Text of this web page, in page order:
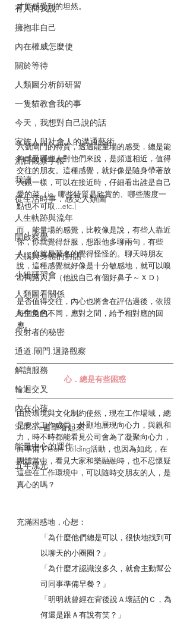
有人問我說
擁抱非自己
內在權威怎麼使
關於等待
人類圖分析師研習
一隻貓教會我的事
今天，我想對自己說的話
家族人與社會人的溝通藝術
流日觀察手帳
我讀
從生活時事．感受人類圖
人生軌跡與流年
開啟察覺
大腦與身體的對話
小組研習會
人類圖看關係
人生角色
投射者的秘密
通道.閘門.迴路觀察
解讀服務
輪迴交叉
內在小孩
Selfcare書單看起來
能量中心的運作
五年流光
才能感受到的坦然。
六號閘門的特質，透過能量場的感受，總是能
夠感受哪些人對他們來說，是頻道相近，值得
交往的朋友。這種感覺，就好像是隨身帶著放
大鏡一樣，可以在接近時，仔細看出誰是自己
愛的菜（ie. 哪些特質是欣賞的、哪些態度一
點也不可取...etc.)
而，能量場的感覺，比較像是說，有些人靠近
你，你就覺得舒服，想跟他多聊兩句，有些
人，你就是莫名的覺得怪怪的。聊天時朋友
說，這種感覺就好像是十分敏感地，就可以嗅
出同路人。（他說自己有個好鼻子～ＸＤ）
是否值得交往，內心也將會在評估過後，依照
每個爻的不同，應對之間，給予相對應的回
應。
心．總是有些困惑
由於環境與文化制約使然，現在工作場域，總
是要求工作成員，外顯地展現向心力，與親和
力，時不時都能看見公司會為了凝聚向心力，
而準備了team building活動，也因為如此，在
團體當中，看見大家和樂融融時，也不忍懷疑
這些在工作環境中，可以隨時交朋友的人，是
真心的嗎？
充滿困惑地，心想：
「為什麼他們總是可以，很快地找到可
以聊天的小圈圈？」
「為什麼才認識沒多久，就會主動幫公
司同事準備早餐？」
「明明就曾經在背後說Ａ壞話的Ｃ，為
何還是跟Ａ有說有笑？」